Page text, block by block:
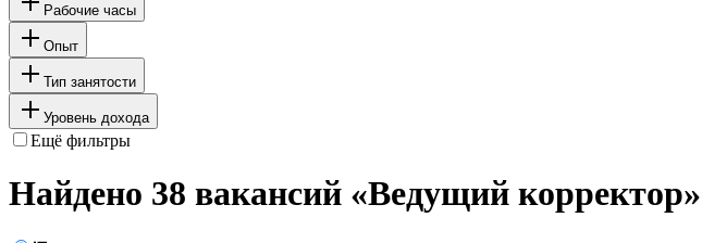
Рабочие часы
Опыт
Тип занятости
Уровень дохода
Ещё фильтры
Найдено 38 вакансий «Ведущий корректор»